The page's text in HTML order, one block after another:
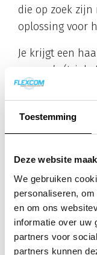
Toestemming
Deze website
We gebruiken
personaliseren,
en om ons
informatie over uw
partners voor
partners kunnen
die op zoek zijn
oplossing voor
Je krijgt een
camera’s
en speakers,
Microsoft
die hun
zonder extra
installatie.
Lees verder op